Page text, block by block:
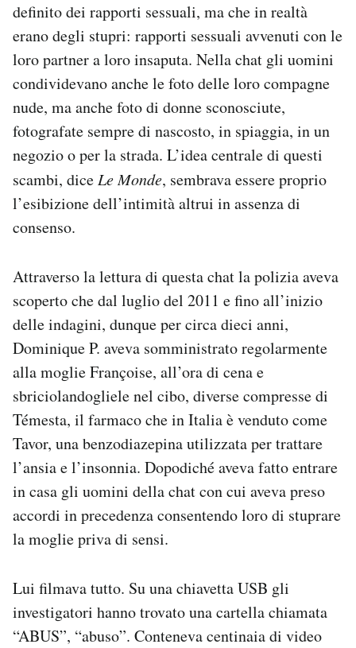
definito dei rapporti sessuali, ma che in realtà
erano degli stupri: rapporti sessuali avvenuti con le
loro partner a loro insaputa. Nella chat gli uomini
condividevano anche le foto delle loro compagne
nude, ma anche foto di donne sconosciute,
fotografate sempre di nascosto, in spiaggia, in un
negozio o per la strada. L’idea centrale di questi
scambi, diceLe Monde, sembrava essere proprio
l’esibizione dell’intimità altrui in assenza di
consenso.
Attraverso la lettura di questa chat la polizia aveva
scoperto che dal luglio del 2011 e fino all’inizio
delle indagini, dunque per circa dieci anni,
Dominique P. aveva somministrato regolarmente
alla moglie Françoise, all’ora di cena e
sbriciolandogliele nel cibo, diverse compresse di
Témesta, il farmaco che in Italia è venduto come
Tavor, una benzodiazepina utilizzata per trattare
l’ansia e l’insonnia. Dopodiché aveva fatto entrare
in casa gli uomini della chat con cui aveva preso
accordi in precedenza consentendo loro di stuprare
la moglie priva di sensi.
Lui filmava tutto. Su una chiavetta USB gli
investigatori hanno trovato una cartella chiamata
“ABUS”, “abuso”. Conteneva centinaia di video